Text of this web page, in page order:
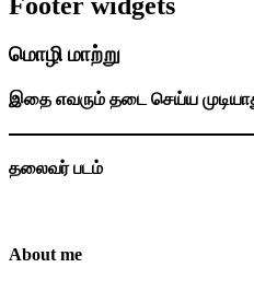
Footer widgets
மொழி மாற்று
இதை எவரும் தடை செய்ய
தலைவர் படம்
About me